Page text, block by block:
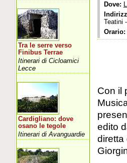
Dove:
Teatini
Orario:
Con il
edito
diretta
Tra le serre verso
Finibus Terrae
Itinerari di Cicloamici
Lecce
Cardigliano: dove
osano le tegole
Itinerari di Avanguardie